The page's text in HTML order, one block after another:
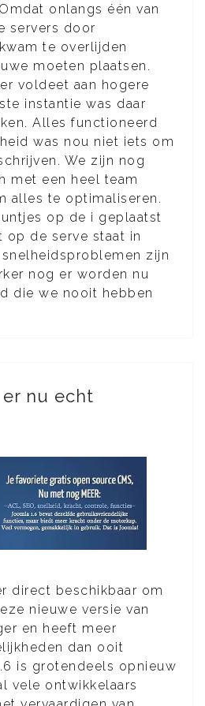
Omdat onlangs één van
servers door
te overlijden
moeten plaatsen.
voldeet aan hogere
instantie was daar
Alles functioneerd
was nou niet iets om
We zijn nog
met een heel team
alles te optimaliseren.
op de i geplaatst
op de serve staat in
zijn
nog er worden nu
die we nooit hebben
er nu echt
direct beschikbaar om
nieuwe versie van
en heeft meer
dan ooit
is grotendeels opnieuw
vele ontwikkelaars